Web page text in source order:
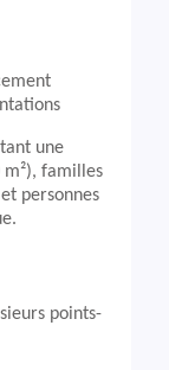
une
m²), familles
personnes
points-